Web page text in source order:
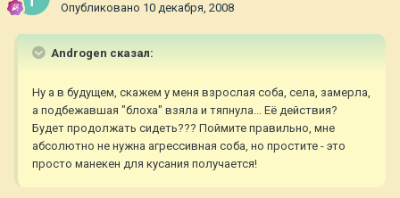
Опубликовано 10 декабря, 2008
Androgen сказал:
Ну а в будущем, скажем у меня взрослая соба, села, замерла,
а подбежавшая "блоха" взяла и тяпнула... Её действия?
Будет продолжать сидеть??? Поймите правильно, мне
абсолютно не нужна агрессивная соба, но простите - это
просто манекен для кусания получается!